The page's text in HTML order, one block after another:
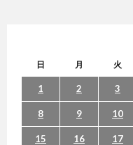
日 月 火
1 2 3
8 9 10
15 16 17